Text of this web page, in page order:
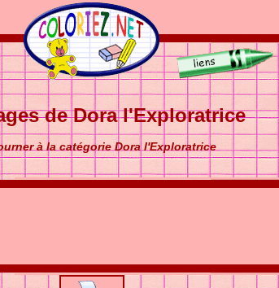
de Dora l'Exploratrice
à la catégorie Dora l'Exploratrice